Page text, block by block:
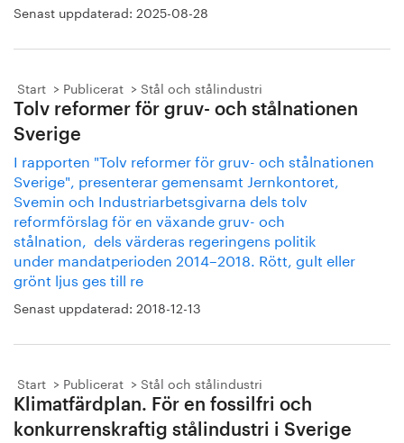
Senast uppdaterad: 2025-08-28
Start Publicerat Stål och stålindustri
Tolv reformer för gruv- och stålnationen
Sverige
I rapporten "Tolv reformer för gruv- och stålnationen
Sverige", presenterar gemensamt Jernkontoret,
Svemin och Industriarbetsgivarna dels tolv
reformförslag för en växande gruv- och
stålnation, dels värderas regeringens politik
under mandatperioden 2014–2018. Rött, gult eller
grönt ljus ges till re
Senast uppdaterad: 2018-12-13
Start Publicerat Stål och stålindustri
Klimatfärdplan. För en fossilfri och
konkurrenskraftig stålindustri i Sverige